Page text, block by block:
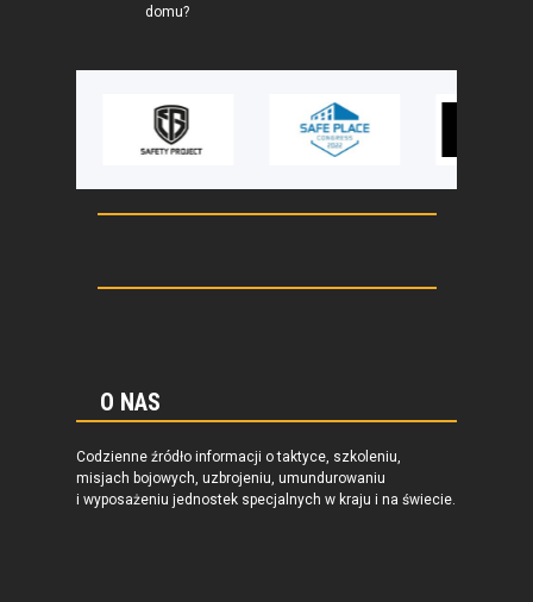
domu?
O NAS
Codzienne źródło informacji o taktyce, szkoleniu,
misjach bojowych, uzbrojeniu, umundurowaniu
i wyposażeniu jednostek specjalnych w kraju i na świecie.